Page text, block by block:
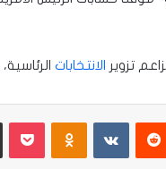
تزوير الانتخابات